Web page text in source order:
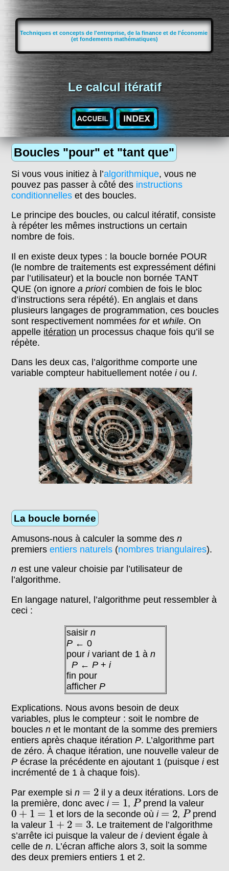
Techniques et concepts de l'entreprise, de la finance et de l'économie
(et fondements mathématiques)
Le calcul itératif
Boucles "pour" et "tant que"
Si vous vous initiez à l’algorithmique, vous ne
pouvez pas passer à côté des instructions
conditionnelles et des boucles.
Le principe des boucles, ou calcul itératif, consiste
à répéter les mêmes instructions un certain
nombre de fois.
Il en existe deux types : la boucle bornée POUR
(le nombre de traitements est expressément défini
par l’utilisateur) et la boucle non bornée TANT
QUE (on ignorea prioricombien de fois le bloc
d’instructions sera répété). En anglais et dans
plusieurs langages de programmation, ces boucles
sont respectivement nomméesforet while. On
appelle itération un processus chaque fois qu’il se
répète.
Dans les deux cas, l’algorithme comporte une
variable compteur habituellement notéeiou I.
La boucle bornée
Amusons-nous à calculer la somme desn
premiersentiers naturels (nombres triangulaires).
n est une valeur choisie par l’utilisateur de
l’algorithme.
En langage naturel, l’algorithme peut ressembler à
ceci :
saisirn
P ← 0
pour ivariant de 1 àn
P ←P +i
fin pour
afficherP
Explications. Nous avons besoin de deux
variables, plus le compteur : soit le nombre de
bouclesn et le montant de la somme des premiers
entiers après chaque itérationP. L’algorithme part
de zéro. À chaque itération, une nouvelle valeur de
P écrase la précédente en ajoutant 1 (puisqueiest
incrémenté de 1 à chaque fois).
Par exemple sin = 2
2
il y a deux itérations. Lors de
la première, donc aveci = 1
=1 , P
Pprend la valeur
0 + 1 = 1
0+1=1 et lors de la seconde oùi = 2
= 2 , P
Pprend
la valeur 1 + 2 = 3.
1 +2=3.
Le traitement de l’algorithme
s’arrête ici puisque la valeur deidevient égale à
celle den. L’écran affiche alors 3, soit la somme
des deux premiers entiers 1 et 2.